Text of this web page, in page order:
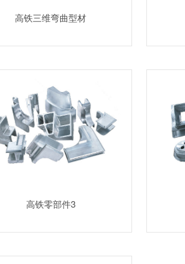
高铁三维弯曲型材
高铁零部件3